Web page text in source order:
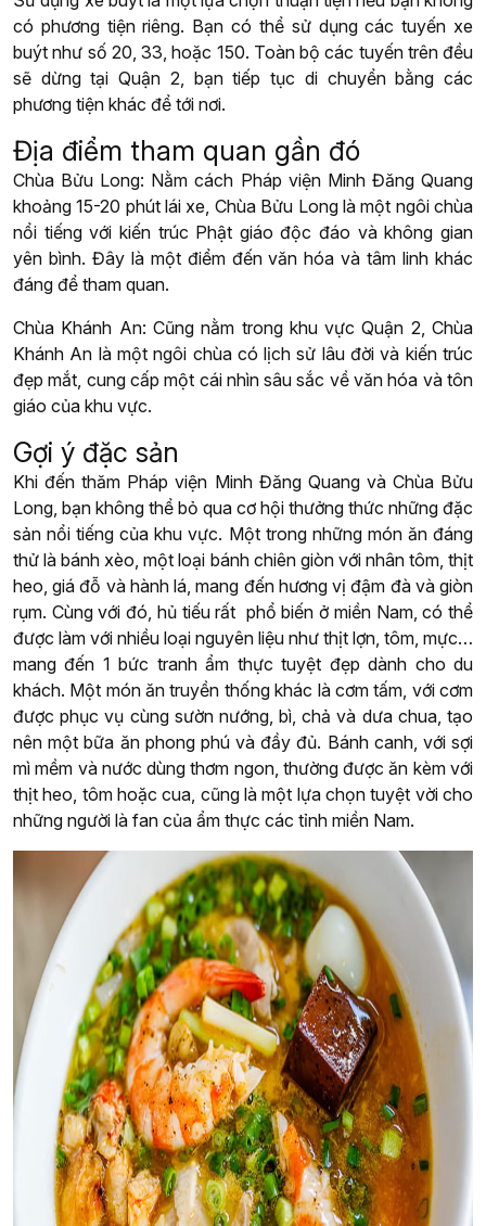
có phương tiện riêng. Bạn có thể sử dụng các tuyến xe
buýt như số 20, 33, hoặc 150. Toàn bộ các tuyến trên đều
sẽ dừng tại Quận 2, bạn tiếp tục di chuyển bằng các
phương tiện khác để tới nơi.
Địa điểm tham quan gần đó
Chùa Bửu Long: Nằm cách Pháp viện Minh Đăng Quang
khoảng 15-20 phút lái xe, Chùa Bửu Long là một ngôi chùa
nổi tiếng với kiến trúc Phật giáo độc đáo và không gian
yên bình. Đây là một điểm đến văn hóa và tâm linh khác
đáng để tham quan.
Chùa Khánh An: Cũng nằm trong khu vực Quận 2, Chùa
Khánh An là một ngôi chùa có lịch sử lâu đời và kiến trúc
đẹp mắt, cung cấp một cái nhìn sâu sắc về văn hóa và tôn
giáo của khu vực.
Gợi ý đặc sản
Khi đến thăm Pháp viện Minh Đăng Quang và Chùa Bửu
Long, bạn không thể bỏ qua cơ hội thưởng thức những đặc
sản nổi tiếng của khu vực. Một trong những món ăn đáng
thử là bánh xèo, một loại bánh chiên giòn với nhân tôm, thịt
heo, giá đỗ và hành lá, mang đến hương vị đậm đà và giòn
rụm. Cùng với đó, hủ tiếu rất phổ biến ở miền Nam, có thể
được làm với nhiều loại nguyên liệu như thịt lợn, tôm, mực…
mang đến 1 bức tranh ẩm thực tuyệt đẹp dành cho du
khách. Một món ăn truyền thống khác là cơm tấm, với cơm
được phục vụ cùng sườn nướng, bì, chả và dưa chua, tạo
nên một bữa ăn phong phú và đầy đủ. Bánh canh, với sợi
mì mềm và nước dùng thơm ngon, thường được ăn kèm với
thịt heo, tôm hoặc cua, cũng là một lựa chọn tuyệt vời cho
những người là fan của ẩm thực các tỉnh miền Nam.